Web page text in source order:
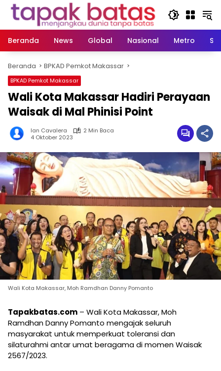
Langsung
Beranda
News Global Nasional Metro
Beranda BPKAD Pemkot Makassar
BPKAD Pemkot Makassar
Wali Kota Makassar Hadiri Perayaan
Waisak di Mal Phinisi Point
Ian Cavalera
2 Min Baca
4 Oktober 2023
Wali Kota Makassar, Moh Ramdhan Danny Pomanto
Tapakbatas.com – Wali Kota Makassar, Moh
Ramdhan Danny Pomanto mengajak seluruh
masyarakat untuk memperkuat toleransi dan
silaturahmi antar umat beragama di momen Waisak
2567/2023.